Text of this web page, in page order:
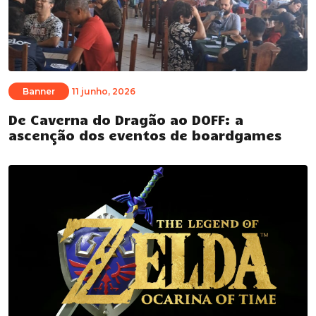
Banner 11 junho, 2026
De Caverna do Dragão ao DOFF: a
ascenção dos eventos de boardgames